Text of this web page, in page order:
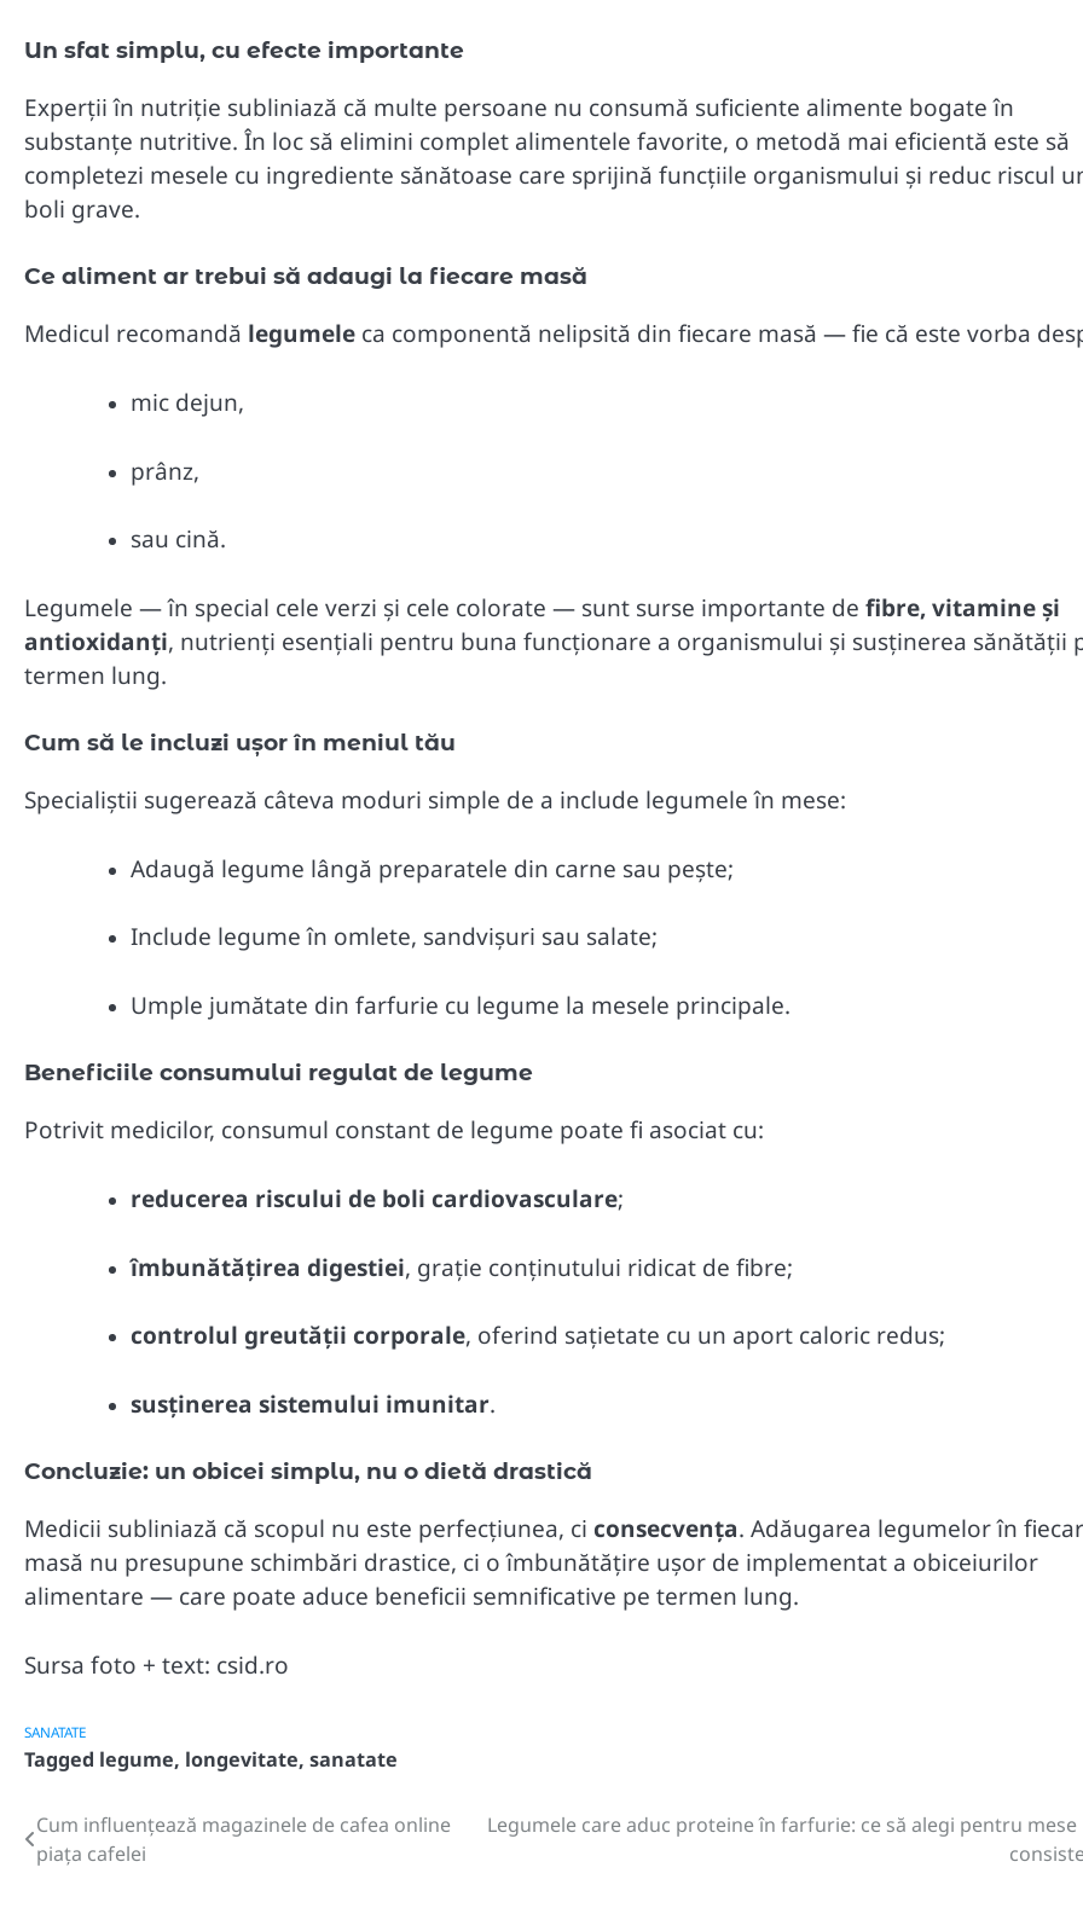
Un sfat simplu, cu efecte importante
Experții în nutriție subliniază că multe persoane nu consumă suficiente alimente bogate în
substanțe nutritive. În loc să elimini complet alimentele favorite, o metodă mai eficientă este să
completezi mesele cu ingrediente sănătoase care sprijină funcțiile organismului și reduc riscul
boli grave.
Ce aliment ar trebui să adaugi la fiecare masă
Medicul recomandă legumele ca componentă nelipsită din fiecare masă — fie că este vorba
mic dejun,
prânz,
sau cină.
Legumele — în special cele verzi și cele colorate — sunt surse importante de fibre, vitamine și
antioxidanți, nutrienți esențiali pentru buna funcționare a organismului și susținerea sănătății
termen lung.
Cum să le incluzi ușor în meniul tău
Specialiștii sugerează câteva moduri simple de a include legumele în mese:
Adaugă legume lângă preparatele din carne sau pește;
Include legume în omlete, sandvișuri sau salate;
Umple jumătate din farfurie cu legume la mesele principale.
Beneficiile consumului regulat de legume
Potrivit medicilor, consumul constant de legume poate fi asociat cu:
reducerea riscului de boli cardiovasculare;
îmbunătățirea digestiei, grație conținutului ridicat de fibre;
controlul greutății corporale, oferind sațietate cu un aport caloric redus;
susținerea sistemului imunitar.
Concluzie: un obicei simplu, nu o dietă drastică
Medicii subliniază că scopul nu este perfecțiunea, ci consecvența. Adăugarea legumelor în
masă nu presupune schimbări drastice, ci o îmbunătățire ușor de implementat a obiceiurilor
alimentare — care poate aduce beneficii semnificative pe termen lung.
Sursa foto + text: csid.ro
SANATATE
Tagged legume, longevitate, sanatate
Post
navigation
Cum influențează magazinele de cafea online
piața cafelei
Legumele care aduc proteine în farfurie: ce să alegi pentru mese